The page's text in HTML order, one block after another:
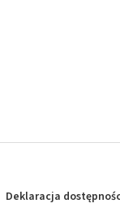
Deklaracja